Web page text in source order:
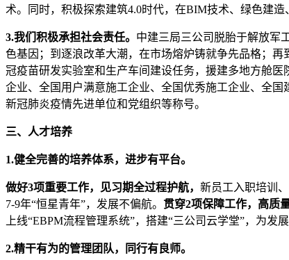
术。同时，积极探索建筑4.0时代，在BIM技术、绿色建造
3.我们积极承担社会责任。 中建三局三公司脱胎于解放军
色基因；到逐浪改革大潮，在市场熔炉铸就争先品格；
冠疫苗研发实验室和生产车间建设任务，援建多地方舱
企业、全国用户满意施工企业、全国优秀施工企业、全
新冠肺炎疫情先进单位和党组织等称号。
三、人才培养
1.健全完善的培养体系， 进步有平台。
做好3项重要工作，见习期全过程护航， 新员工入职培训
7-9年“恒星青年”，发展不偏航。 贯穿2项保障工作，高质
上线“EBPM流程管理系统”，搭建“三公司云学堂”，为发展
2.精干有为的管理团队，同行有良师。